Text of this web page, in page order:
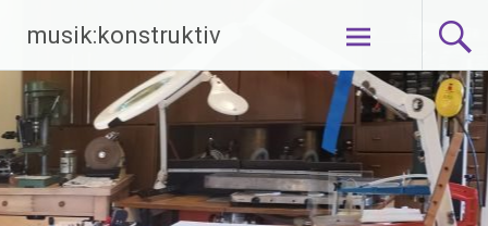
Inhalt
springen
musik:konstruktiv